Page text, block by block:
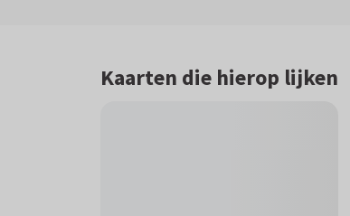
Kaarten die hierop lijken